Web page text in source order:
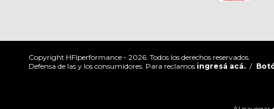
Copyright HFIperformance - 2026. Todos los derechos reservados.
Defensa de las y los consumidores. Para reclamos ingresá acá. /